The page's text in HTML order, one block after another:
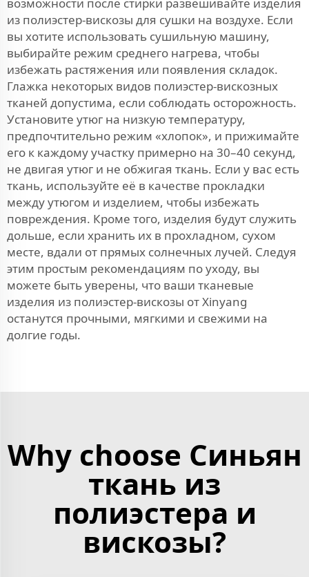
из полиэстер-вискозы для сушки на воздухе. Если
вы хотите использовать сушильную машину,
выбирайте режим среднего нагрева, чтобы
избежать растяжения или появления складок.
Глажка некоторых видов полиэстер-вискозных
тканей допустима, если соблюдать осторожность.
Установите утюг на низкую температуру,
предпочтительно режим «хлопок», и прижимайте
его к каждому участку примерно на 30–40 секунд,
не двигая утюг и не обжигая ткань. Если у вас есть
ткань, используйте её в качестве прокладки
между утюгом и изделием, чтобы избежать
повреждения. Кроме того, изделия будут служить
дольше, если хранить их в прохладном, сухом
месте, вдали от прямых солнечных лучей. Следуя
этим простым рекомендациям по уходу, вы
можете быть уверены, что ваши тканевые
изделия из полиэстер-вискозы от Xinyang
останутся прочными, мягкими и свежими на
долгие годы.
Why choose Синьян
ткань из
полиэстера и
вискозы?